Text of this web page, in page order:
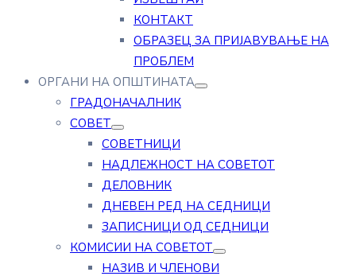
КОНТАКТ
ОБРАЗЕЦ ЗА ПРИЈАВУВАЊЕ НА
ПРОБЛЕМ
ОРГАНИ НА ОПШТИНАТА
ГРАДОНАЧАЛНИК
СОВЕТ
СОВЕТНИЦИ
НАДЛЕЖНОСТ НА СОВЕТОТ
ДЕЛОВНИК
ДНЕВЕН РЕД НА СЕДНИЦИ
ЗАПИСНИЦИ ОД СЕДНИЦИ
КОМИСИИ НА СОВЕТОТ
НАЗИВ И ЧЛЕНОВИ